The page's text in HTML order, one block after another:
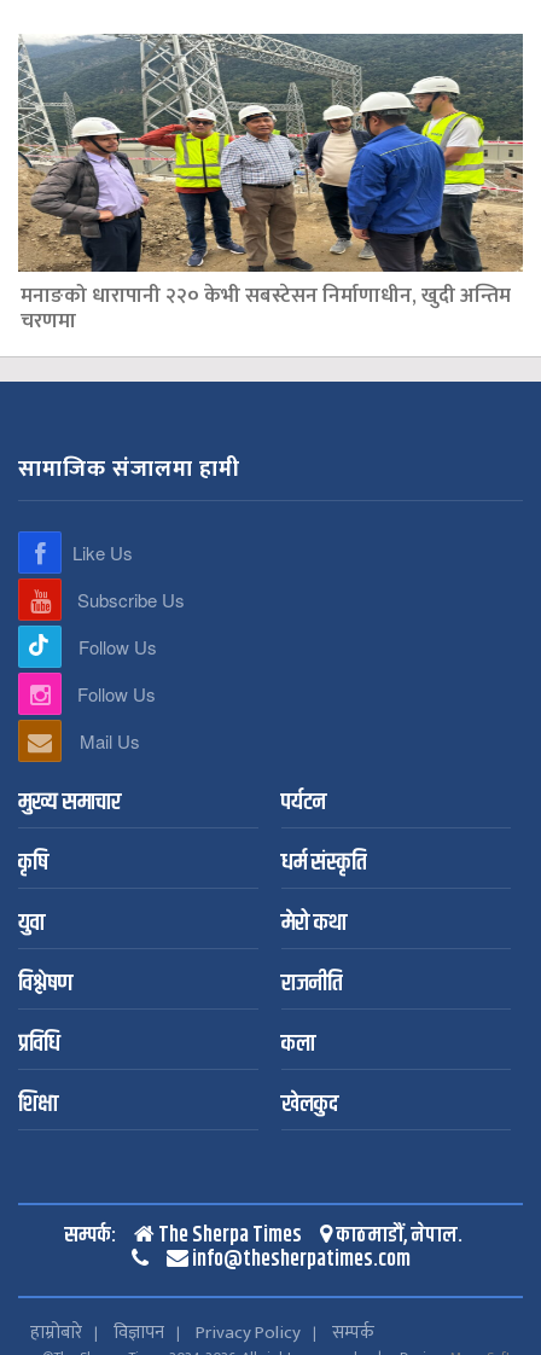
मनाङको धारापानी २२० केभी सबस्टेसन निर्माणाधीन, खुदी अन्तिम
चरणमा
सामाजिक संजालमा हामी
Like Us
Subscribe Us
Follow Us
Follow Us
Mail Us
मुख्य समाचार
पर्यटन
कृषि
धर्म संस्कृति
युवा
मेरो कथा
विश्लेषण
राजनीति
प्रविधि
कला
शिक्षा
खेलकुद
सम्पर्क: The Sherpa Times काठमाडौं, नेपाल.
info@thesherpatimes.com
हाम्रोबारे विज्ञापन Privacy Policy सम्पर्क